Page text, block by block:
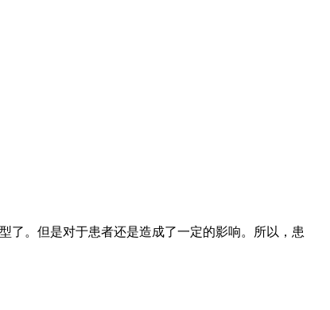
了。但是对于患者还是造成了一定的影响。所以，患